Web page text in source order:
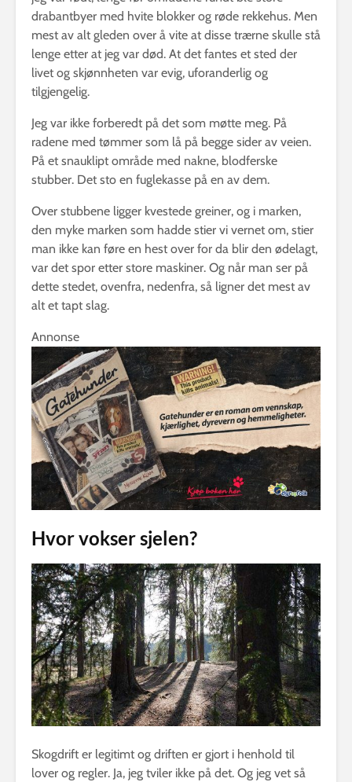
drabantbyer med hvite blokker og røde rekkehus. Men
mest av alt gleden over å vite at disse trærne skulle stå
lenge etter at jeg var død. At det fantes et sted der
livet og skjønnheten var evig, uforanderlig og
tilgjengelig.
Jeg var ikke forberedt på det som møtte meg. På
radene med tømmer som lå på begge sider av veien.
På et snauklipt område med nakne, blodferske
stubber. Det sto en fuglekasse på en av dem.
Over stubbene ligger kvestede greiner, og i marken,
den myke marken som hadde stier vi vernet om, stier
man ikke kan føre en hest over for da blir den ødelagt,
var det spor etter store maskiner. Og når man ser på
dette stedet, ovenfra, nedenfra, så ligner det mest av
alt et tapt slag.
Annonse
Hvor vokser sjelen?
Skogdrift er legitimt og driften er gjort i henhold til
lover og regler. Ja, jeg tviler ikke på det. Og jeg vet så